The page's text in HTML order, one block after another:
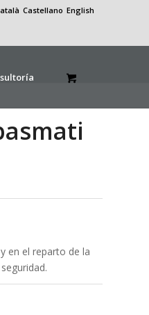
Castellano English
en el reparto de la